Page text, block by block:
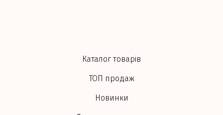
Каталог товарів
ТОП продаж
Новинки